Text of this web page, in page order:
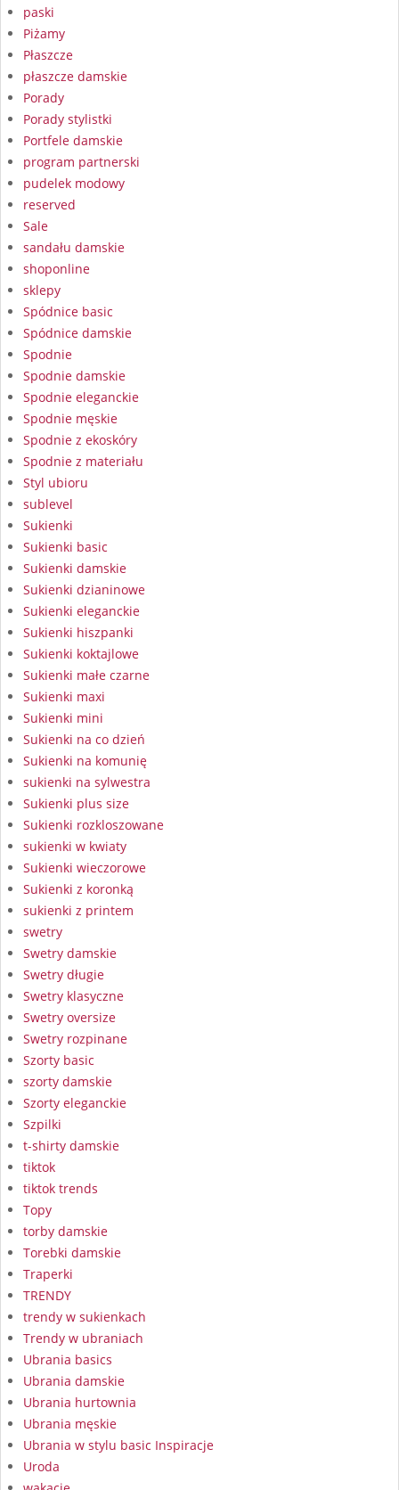
paski
Piżamy
Płaszcze
płaszcze damskie
Porady
Porady stylistki
Portfele damskie
program partnerski
pudelek modowy
reserved
Sale
sandału damskie
shoponline
sklepy
Spódnice basic
Spódnice damskie
Spodnie
Spodnie damskie
Spodnie eleganckie
Spodnie męskie
Spodnie z ekoskóry
Spodnie z materiału
Styl ubioru
sublevel
Sukienki
Sukienki basic
Sukienki damskie
Sukienki dzianinowe
Sukienki eleganckie
Sukienki hiszpanki
Sukienki koktajlowe
Sukienki małe czarne
Sukienki maxi
Sukienki mini
Sukienki na co dzień
Sukienki na komunię
sukienki na sylwestra
Sukienki plus size
Sukienki rozkloszowane
sukienki w kwiaty
Sukienki wieczorowe
Sukienki z koronką
sukienki z printem
swetry
Swetry damskie
Swetry długie
Swetry klasyczne
Swetry oversize
Swetry rozpinane
Szorty basic
szorty damskie
Szorty eleganckie
Szpilki
t-shirty damskie
tiktok
tiktok trends
Topy
torby damskie
Torebki damskie
Traperki
TRENDY
trendy w sukienkach
Trendy w ubraniach
Ubrania basics
Ubrania damskie
Ubrania hurtownia
Ubrania męskie
Ubrania w stylu basic Inspiracje
Uroda